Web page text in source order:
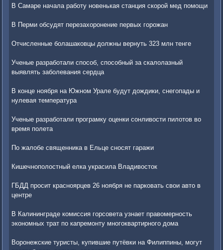
В Самаре начала работу новенькая станция скорой мед помощи
В Перми обсудят перезахоронение первых горожан
Отчисленные болашаковцы должны вернуть 323 млн тенге
Ученые разработали способ, способный за скалолазный
выявлять заболевания сердца
В конце ноября на Южном Урале будут дождики, снегопады и
нулевая температура
Ученые разработали програмку оценки сонливости пилотов во
время полета
По жалобе священника в Ельце сносят гаражи
Кишечнополостный елка украсила Владивосток
ГБДД просит красноярцев 26 ноября не парковать свои авто в
центре
В Калининграде комиссия горсовета узнает правомерность
экономных трат по капремонту многоквартирного дома
Воронежские туристы, купившие путёвки на Филиппины, могут